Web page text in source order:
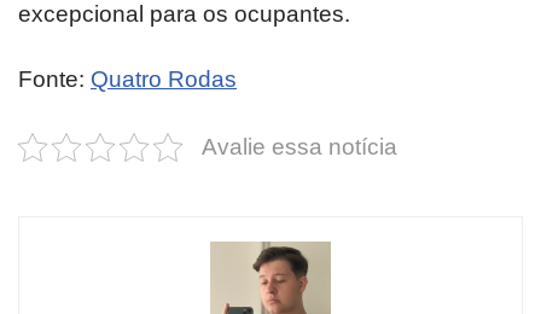
excepcional para os ocupantes.
Fonte: Quatro Rodas
Avalie essa notícia